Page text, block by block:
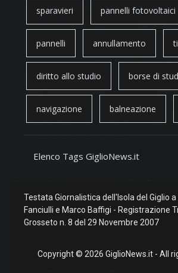
sparavieri pannelli fotovoltaici
pannelli annullamento
diritto allo studio borse di
navigazione balneazione
Elenco Tags GiglioNews.it
Testata Giornalistica dell'Isola del Giglio a
Fanciulli e Marco Baffigi - Registrazione
Grosseto n. 8 del 29 Novembre 2007
Copyright © 2026 GiglioNews.it - All